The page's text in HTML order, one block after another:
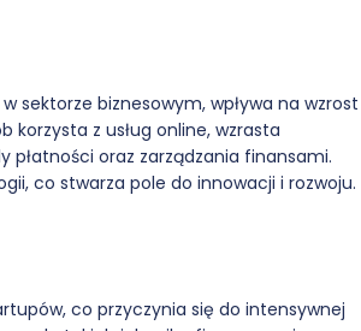
sektorze biznesowym, wpływa na wzrost
korzysta z usług online, wzrasta
płatności oraz zarządzania finansami.
co stwarza pole do innowacji i rozwoju.
co przyczynia się do intensywnej